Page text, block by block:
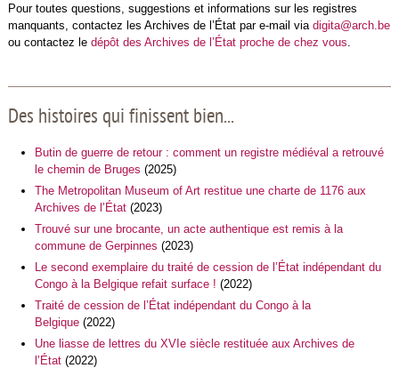
Pour toutes questions, suggestions et informations sur les registres
manquants, contactez les Archives de l’État par e-mail via digita@arch.be
ou contactez le dépôt des Archives de l’État proche de chez vous
Des histoires qui finissent bien...
Butin de guerre de retour : comment un registre médiéval a retrouvé
le chemin de Bruges (2025)
The Metropolitan Museum of Art restitue une charte de 1176 aux
Archives de l’État(2023)
Trouvé sur une brocante, un acte authentique est remis à la
commune de Gerpinnes (2023)
Le second exemplaire du traité de cession de l’État indépendant du
Congo à la Belgique refait surface ! (2022)
Traité de cession de l’État indépendant du Congo à la
Belgique(2022)
Une liasse de lettres du XVIe siècle restituée aux Archives de
l’État(2022)